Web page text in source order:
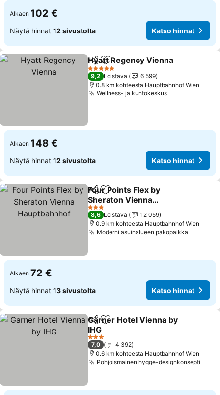
Alkaen 102 €
Näytä hinnat 12 sivustolta Katso hinnat
Jaa Lisää suosikkeihin
Hyatt Regency Vienna
5 Tähtiluokitus
9,2 Loistava
6 599
0.8 km kohteesta Hauptbahnhof Wien
Wellness- ja kuntokeskusKatso hinnat
Alkaen 148 €
Näytä hinnat 12 sivustolta Katso hinnat
Jaa Lisää suosikkeihin
Four Points Flex by
Sheraton Vienna
Hauptbahnhof
Katso hinnat
3 Tähtiluokitus
8,6 Loistava
12 059
0.9 km kohteesta Hauptbahnhof Wien
Moderni asuinalueen pakopaikka
Alkaen 72 €
Näytä hinnat 13 sivustolta Katso hinnat
Jaa Lisää suosikkeihin
Garner Hotel Vienna by
IHG
Katso hinnat
3 Tähtiluokitus
7,0
4 392
0.6 km kohteesta Hauptbahnhof Wien
Pohjoismainen hygge-designkonsepti